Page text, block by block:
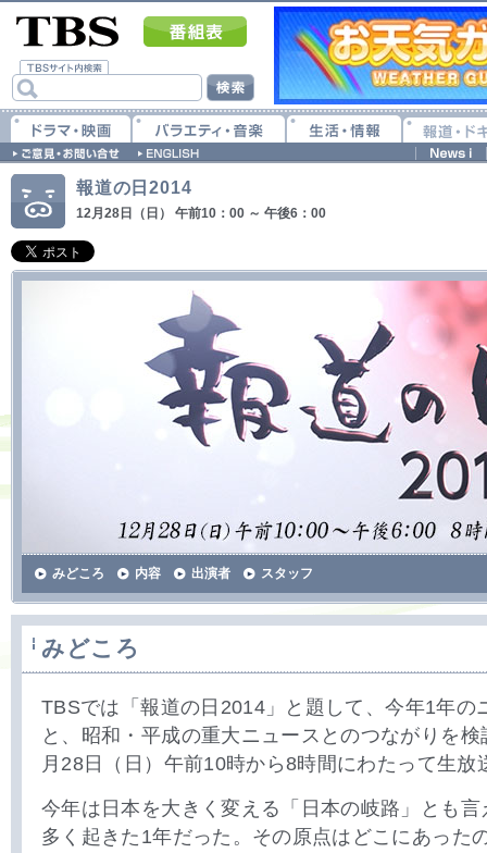
報道の日2014
12月28日（日） 午前10：00 ～ 午後6：00
みどころ 内容 出演者 スタッフ
みどころ
TBSでは「報道の日2014」と題して、今年1年の
と、昭和・平成の重大ニュースとのつながりを
月28日（日）午前10時から8時間にわたって生放
今年は日本を大きく変える「日本の岐路」とも
多く起きた1年だった。その原点はどこにあった